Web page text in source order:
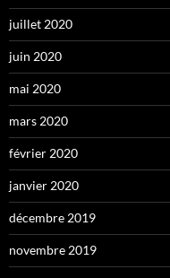
juillet 2020
juin 2020
mai 2020
mars 2020
février 2020
janvier 2020
décembre 2019
novembre 2019